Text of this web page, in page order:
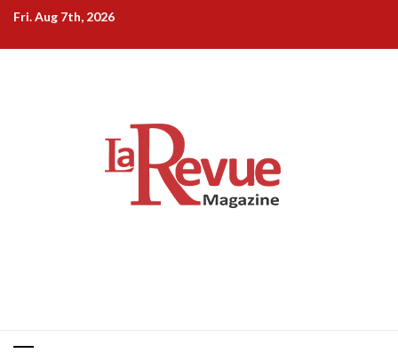
Skip
content
Fri. Aug 7th, 2026